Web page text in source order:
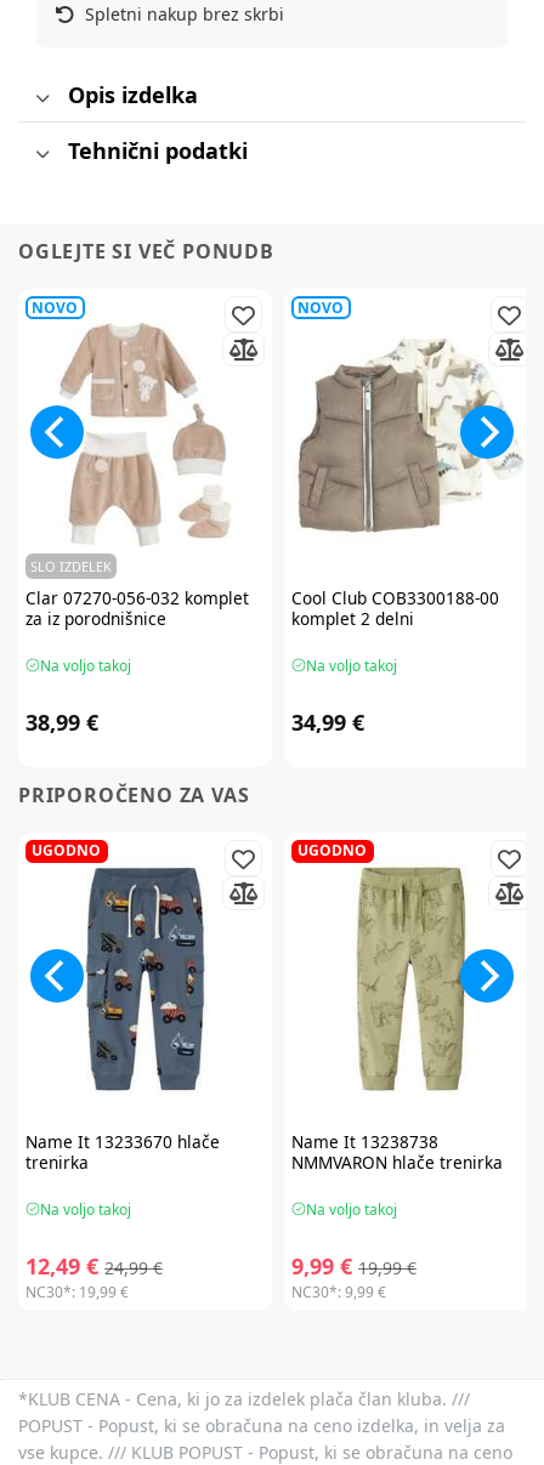
Spletni nakup brez skrbi
Opis izdelka
Tehnični podatki
OGLEJTE SI VEČ PONUDB
NOVO
SLO IZDELEK
Clar07270-056-032 komplet
za iz porodnišnice
Na voljo takoj
38,99 €
NOVO
Cool ClubCOB3300188-00
komplet 2 delni
Na voljo takoj
34,99 €
PRIPOROČENO ZA VAS
UGODNO
Name It13233670 hlače
trenirka
Na voljo takoj
12,49 € 24,99 €
NC30*: 19,99 €
UGODNO
Name It13238738
NMMVARON hlače trenirka
Na voljo takoj
9,99 € 19,99 €
NC30*:9,99 €
*KLUB CENA - Cena, ki jo za izdelek plača član kluba. ///
POPUST - Popust, ki se obračuna na ceno izdelka, in velja za
vse kupce. /// KLUB POPUST - Popust, ki se obračuna na ceno